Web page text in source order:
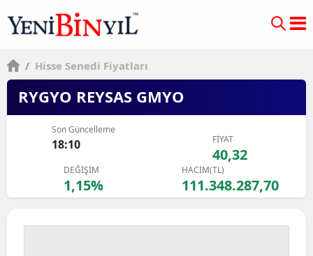
/ Hisse Senedi Fiyatları
RYGYO REYSAS GMYO
Son Güncelleme
18:10 FİYAT
40,32
DEĞİŞİM
1,15%
HACİM(TL)
111.348.287,70